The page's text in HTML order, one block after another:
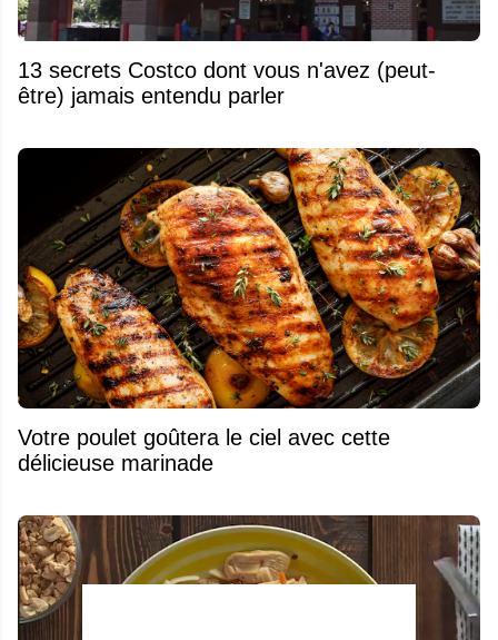
13 secrets Costco dont vous n'avez (peut-
être) jamais entendu parler
Votre poulet goûtera le ciel avec cette
délicieuse marinade